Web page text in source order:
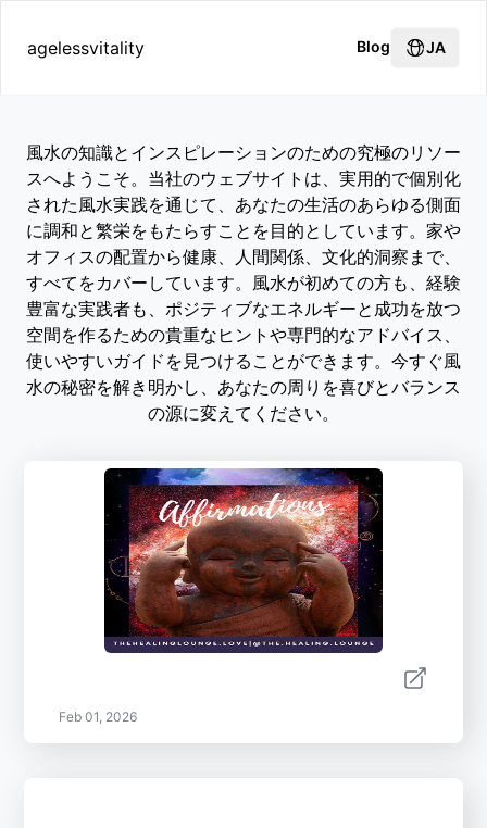
agelessvitality Blog JA
風水の知識とインスピレーションのための究極のリソー
スへようこそ。当社のウェブサイトは、実用的で個別化
された風水実践を通じて、あなたの生活のあらゆる側面
に調和と繁栄をもたらすことを目的としています。家や
オフィスの配置から健康、人間関係、文化的洞察まで、
すべてをカバーしています。風水が初めての方も、経験
豊富な実践者も、ポジティブなエネルギーと成功を放つ
空間を作るための貴重なヒントや専門的なアドバイス、
使いやすいガイドを見つけることができます。今すぐ風
水の秘密を解き明かし、あなたの周りを喜びとバランス
の源に変えてください。
Feb 01, 2026